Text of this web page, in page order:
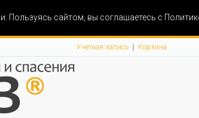
Пользуясь сайтом, вы соглашаетесь с
Учетная запись Корзина